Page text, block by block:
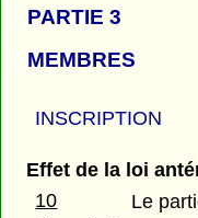
PARTIE 3
MEMBRES
INSCRIPTION
Effet de la loi
10
Le